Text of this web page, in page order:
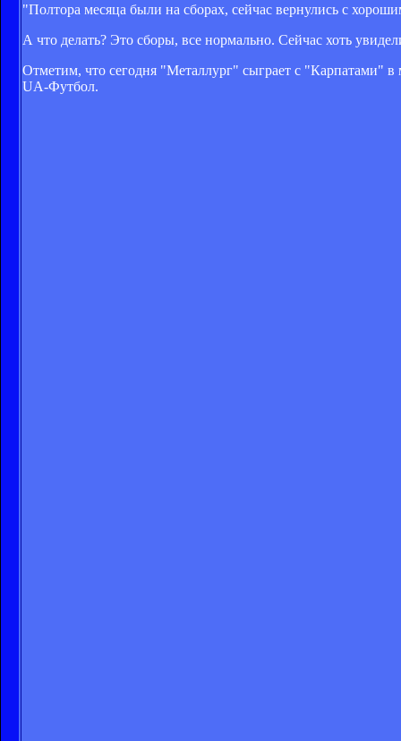
"Полтора месяца были на сборах, сейчас вернулись с
А что делать? Это сборы, все нормально. Сейчас хоть
Отметим, что сегодня "Металлург" сыграет с "Карпатами"
UA-Футбол.